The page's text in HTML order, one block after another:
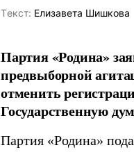
Tекст: Елизавета Шишкова
Партия «Родина»
предвыборной
отменить
Государственную
Партия «Родина»